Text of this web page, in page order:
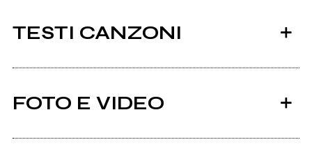
2026 2025
TESTI CANZONI
FOTO E VIDEO